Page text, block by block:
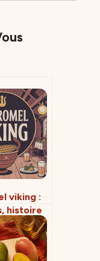
viking :
histoire
d’une